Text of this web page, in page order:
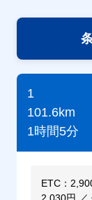
1
101.6km
1時間5分
ETC：